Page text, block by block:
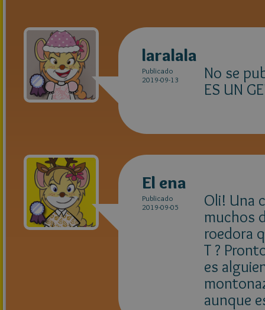
laralala
Publicado
2019-09-13
No se
ES UN
El ena
Publicado
2019-09-05
Oli! Una
muchos
roedora
T ?
es
aunque